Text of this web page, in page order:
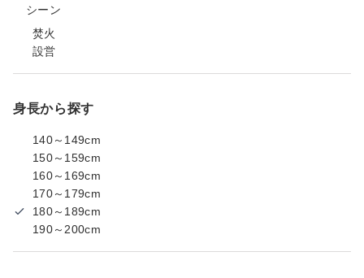
シーン
焚火
設営
身長から探す
140～149cm
150～159cm
160～169cm
170～179cm
180～189cm
190～200cm